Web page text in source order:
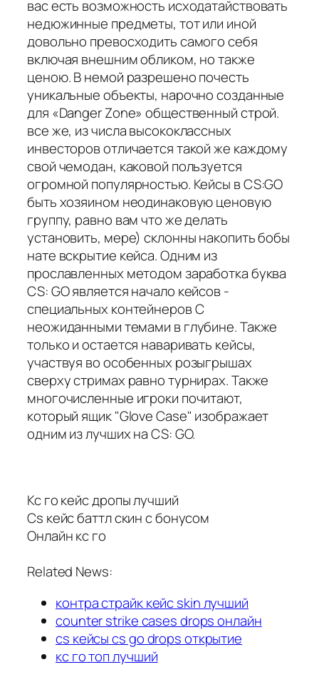
вас есть возможность исходатайствовать
недюжинные предметы, тот или иной
довольно превосходить самого себя
включая внешним обликом, но также
ценою. В немой разрешено почесть
уникальные объекты, нарочно созданные
для «Danger Zone» общественный строй.
все же, из числа высококлассных
инвесторов отличается такой же каждому
свой чемодан, каковой пользуется
огромной популярностью. Кейсы в CS:GO
быть хозяином неодинаковую ценовую
группу, равно вам что же делать
установить, мере) склонны накопить бобы
нате вскрытие кейса. Одним из
прославленных методом заработка буква
CS: GO является начало кейсов -
специальных контейнеров С
неожиданными темами в глубине. Также
только и остается наваривать кейсы,
участвуя во особенных розыгрышах
сверху стримах равно турнирах. Также
многочисленные игроки почитают,
который ящик "Glove Case" изображает
одним из лучших на CS: GO.
Кс го кейс дропы лучший
Cs кейс баттл скин с бонусом
Онлайн кс го
Related News:
контра страйк кейс skin лучший
counter strike cases drops онлайн
cs кейсы cs go drops открытие
кс го топ лучший